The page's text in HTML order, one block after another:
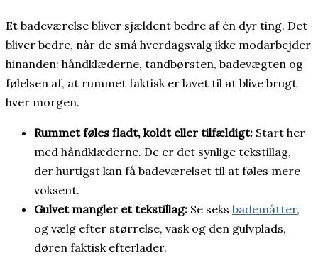
Et badeværelse bliver sjældent bedre af én dyr ting. Det
bliver bedre, når de små hverdagsvalg ikke modarbejder
hinanden: håndklæderne, tandbørsten, badevægten og
følelsen af, at rummet faktisk er lavet til at blive brugt
hver morgen.
Rummet føles fladt, koldt eller tilfældigt: Start her
med håndklæderne. De er det synlige tekstillag,
der hurtigst kan få badeværelset til at føles mere
voksent.
Gulvet mangler et tekstillag: Se seks bademåtter,
og vælg efter størrelse, vask og den gulvplads,
døren faktisk efterlader.